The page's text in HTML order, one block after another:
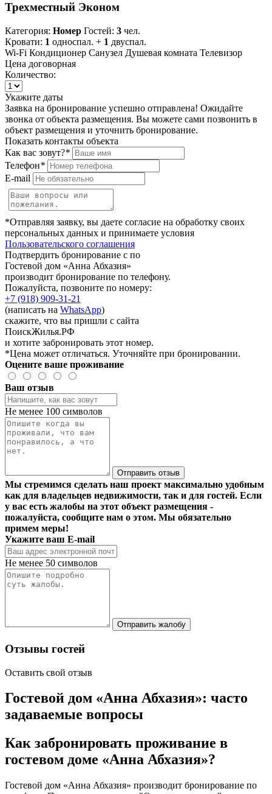
Трехместный Эконом
Категория: Номер Гостей: 3 чел.
Кровати: 1 односпал. + 1 двуспал.
Wi-Fi Кондиционер Санузел Душевая комната Телевизор
Цена договорная
Количество:
Укажите даты
Заявка на бронирование успешно отправлена! Ожидайте
звонка от объекта размещения. Вы можете сами позвонить в
объект размещения и уточнить бронирование.
Показать контакты объекта
Как вас зовут?*
Телефон*
E-mail
*Отправляя заявку, вы даете согласие на обработку своих
персональных данных и принимаете условия
Пользовательского соглашения
Подтвердить бронирование с по
Гостевой дом «Анна Абхазия»
производит бронирование по телефону.
Пожалуйста, позвоните по номеру:
+7 (918) 909-31-21
(написать на WhatsApp)
скажите, что вы пришли с сайта
ПоискЖилья.РФ
и хотите забронировать этот номер.
*Цена может отличаться. Уточняйте при бронировании.
Оцените ваше проживание
Ваш отзыв
Не менее 100 символов
Отправить отзыв
Мы стремимся сделать наш проект максимально удобным
как для владельцев недвижимости, так и для гостей. Если
у вас есть жалобы на этот объект размещения -
пожалуйста, сообщите нам о этом. Мы обязательно
примем меры!
Укажите ваш E-mail
Не менее 50 символов
Отправить жалобу
Отзывы гостей
Оставить свой отзыв
Гостевой дом «Анна Абхазия»: часто
задаваемые вопросы
Как забронировать проживание в
гостевом доме «Анна Абхазия»?
Гостевой дом «Анна Абхазия» производит бронирование по